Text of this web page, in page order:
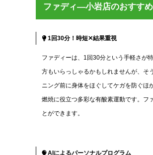
ファディ―小岩店のおすす
1回30分！時短✕結果重視
ファディーは、1回30分という手軽さが
方もいらっしゃるかもしれませんが、そ
ニング前に身体をほぐしてケガを防ぐほ
燃焼に役立つ多彩な有酸素運動です。フ
とができます。
AIによるパーソナルプログラム